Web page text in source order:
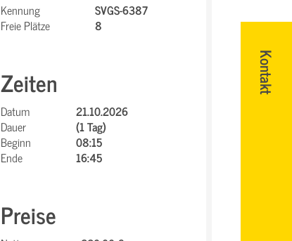
Kontakt
Kennung
SVGS-6387
Freie Plätze
8
Zeiten
Datum
21.10.2026
Dauer
(1 Tag)
Beginn
08:15
Ende
16:45
Preise